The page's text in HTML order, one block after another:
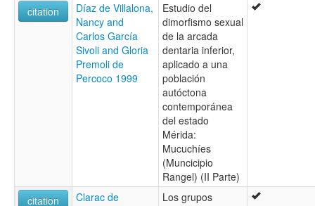
citation
Díaz de Villalona,
Nancy and
Carlos García
Sivoli and Gloria
Premoli de
Percoco 1999
Estudio del
dimorfismo sexual
de la arcada
dentaria inferior,
aplicado a una
población
autóctona
contemporánea
del estado
Mérida:
Mucuchíes
(Muncicipio
Rangel) (II Parte)
citation
Clarac de
Los grupos